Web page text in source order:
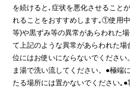
を続けると､症状を悪化させること
れることをおすすめします｡①使用
等)や黒ずみ等の異常があらわれた
て上記のような異常があらわれた
位にはお使いにならないでくださ
ま湯で洗い流してください。●極端
たる場所には置かないでください｡